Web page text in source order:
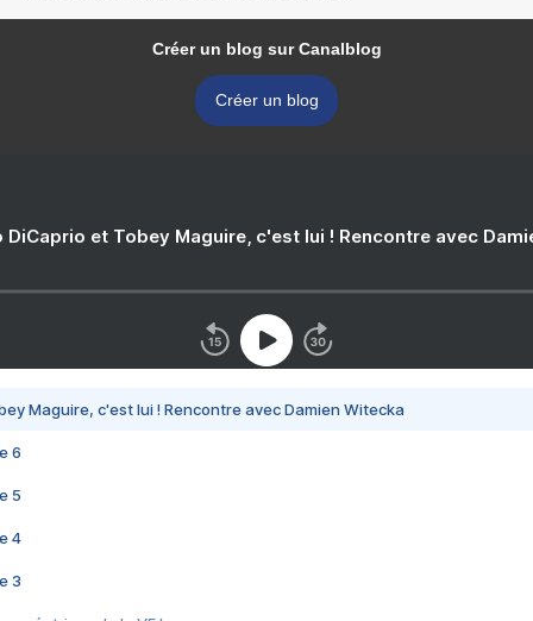
Créer un blog sur Canalblog
Créer un blog
DiCaprio et Tobey Maguire, c'est lui ! Rencontre avec
Maguire, c'est lui ! Rencontre avec Damien Witecka
6
5
4
3